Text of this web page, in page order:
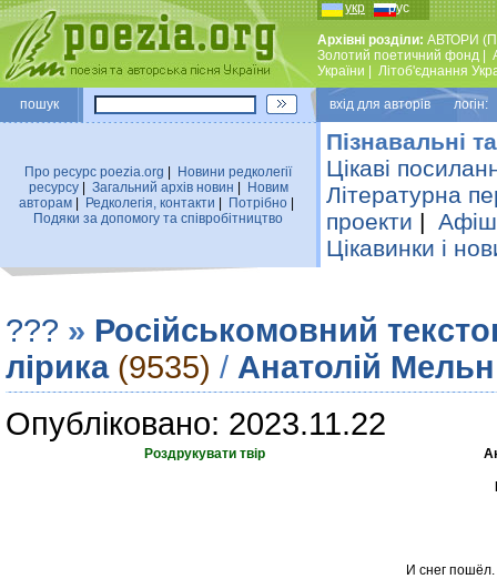
укр рус
Архівні розділи: АВТОРИ
Золотий поетичний фонд
України
Лiтоб'єднання
пошук вхiд для авторiв логін:
Про ресурс poezia.org
Новини редколегiї
ресурсу| Загальний архiв новин
Новим
авторам
Редколегiя, контакти Потрiбно
Подяки за допомогу та співробітництво
Пізнавальні
Цікаві
Літературна
проекти |
Цікавинки і
??? » Російськомовний
лірика (9535) / Анатолій
Опубліковано: 2023.11.22
Роздрукувати твір
И снег